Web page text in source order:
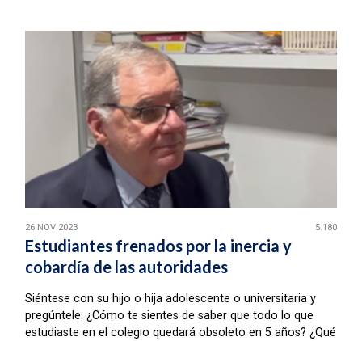
26 NOV 2023 5.180
Estudiantes frenados por la inercia y
cobardía de las autoridades
Siéntese con su hijo o hija adolescente o universitaria y
pregúntele: ¿Cómo te sientes de saber que todo lo que
estudiaste en el colegio quedará obsoleto en 5 años? ¿Qué